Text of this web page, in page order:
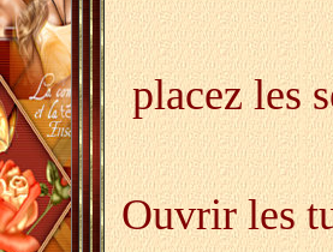
placez les
Ouvrir les